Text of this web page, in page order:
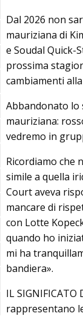
Dal 2026 non
mauriziana di
e Soudal Quick-
prossima
cambiamenti
Abbandonato lo
mauriziana:
vedremo in
Ricordiamo che
simile a quella
Court aveva
mancare di
con Lotte
quando ho
mi ha
bandiera».
IL
rappresentano